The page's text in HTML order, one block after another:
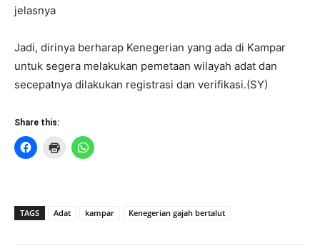
jelasnya
Jadi, dirinya berharap Kenegerian yang ada di Kampar
untuk segera melakukan pemetaan wilayah adat dan
secepatnya dilakukan registrasi dan verifikasi.(SY)
Share this:
TAGS Adat kampar Kenegerian gajah bertalut